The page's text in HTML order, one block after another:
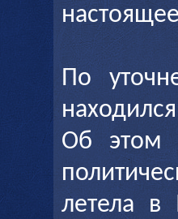
По
Об этом
летела